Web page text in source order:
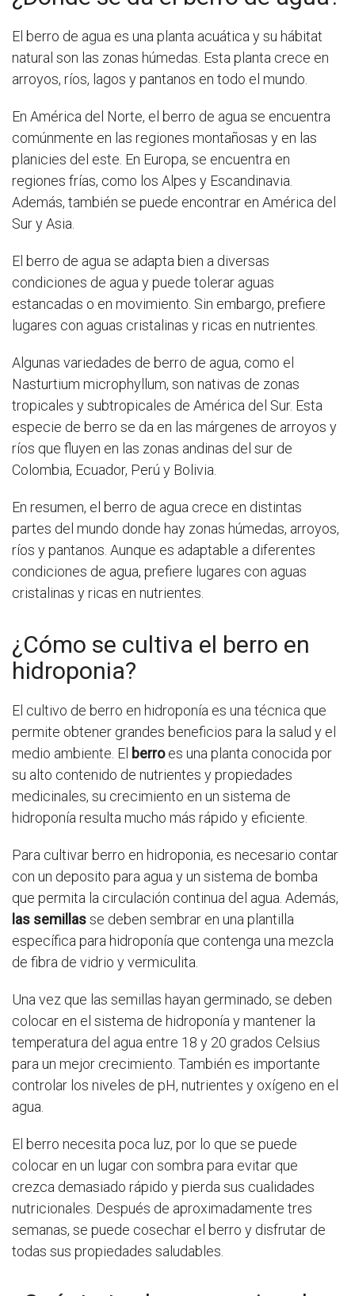
El berro de agua es una planta acuática y su hábitat
natural son las zonas húmedas. Esta planta crece en
arroyos, ríos, lagos y pantanos en todo el mundo.
En América del Norte, el berro de agua se encuentra
comúnmente en las regiones montañosas y en las
planicies del este. En Europa, se encuentra en
regiones frías, como los Alpes y Escandinavia.
Además, también se puede encontrar en América del
Sur y Asia.
El berro de agua se adapta bien a diversas
condiciones de agua y puede tolerar aguas
estancadas o en movimiento. Sin embargo, prefiere
lugares con aguas cristalinas y ricas en nutrientes.
Algunas variedades de berro de agua, como el
Nasturtium microphyllum, son nativas de zonas
tropicales y subtropicales de América del Sur. Esta
especie de berro se da en las márgenes de arroyos y
ríos que fluyen en las zonas andinas del sur de
Colombia, Ecuador, Perú y Bolivia.
En resumen, el berro de agua crece en distintas
partes del mundo donde hay zonas húmedas, arroyos,
ríos y pantanos. Aunque es adaptable a diferentes
condiciones de agua, prefiere lugares con aguas
cristalinas y ricas en nutrientes.
¿Cómo se cultiva el berro en
hidroponia?
El cultivo de berro en hidroponía es una técnica que
permite obtener grandes beneficios para la salud y el
medio ambiente. El berroes una planta conocida por
su alto contenido de nutrientes y propiedades
medicinales, su crecimiento en un sistema de
hidroponía resulta mucho más rápido y eficiente.
Para cultivar berro en hidroponia, es necesario contar
con un deposito para agua y un sistema de bomba
que permita la circulación continua del agua. Además,
las semillasse deben sembrar en una plantilla
específica para hidroponía que contenga una mezcla
de fibra de vidrio y vermiculita.
Una vez que las semillas hayan germinado, se deben
colocar en el sistema de hidroponía y mantener la
temperatura del agua entre 18 y 20 grados Celsius
para un mejor crecimiento. También es importante
controlar los niveles de pH, nutrientes y oxígeno en el
agua.
El berro necesita poca luz, por lo que se puede
colocar en un lugar con sombra para evitar que
crezca demasiado rápido y pierda sus cualidades
nutricionales. Después de aproximadamente tres
semanas, se puede cosechar el berro y disfrutar de
todas sus propiedades saludables.